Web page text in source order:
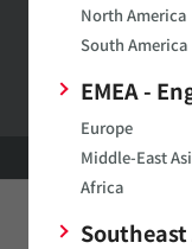
North America
South America
EMEA -
Europe
Middle-East
Africa
村田製作所ウ
HOME アプリケーショ
このページをシェ